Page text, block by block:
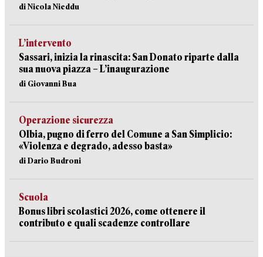
di Nicola Nieddu
L’intervento
Sassari, inizia la rinascita: San Donato riparte dalla
sua nuova piazza – L’inaugurazione
di Giovanni Bua
Operazione sicurezza
Olbia, pugno di ferro del Comune a San Simplicio:
«Violenza e degrado, adesso basta»
di Dario Budroni
Scuola
Bonus libri scolastici 2026, come ottenere il
contributo e quali scadenze controllare